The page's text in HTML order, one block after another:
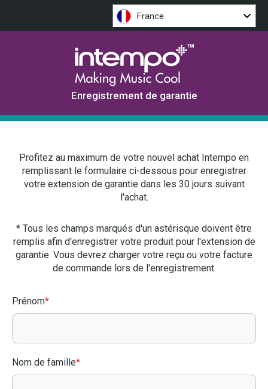
France
Enregistrement de garantie
Profitez au maximum de votre nouvel achat Intempo en
remplissant le formulaire ci-dessous pour enregistrer
votre extension de garantie dans les 30 jours suivant
l'achat.
* Tous les champs marqués d'un astérisque doivent être
remplis afin d'enregistrer votre produit pour l'extension de
garantie. Vous devrez charger votre reçu ou votre facture
de commande lors de l'enregistrement.
Prénom*
Nom de famille*